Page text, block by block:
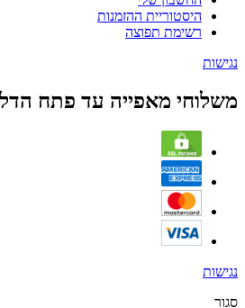
היסטוריית ההזמנות
רשימת תפוצה
נגישות
משלוחי מאפייה עד פתח
נגישות
סגור